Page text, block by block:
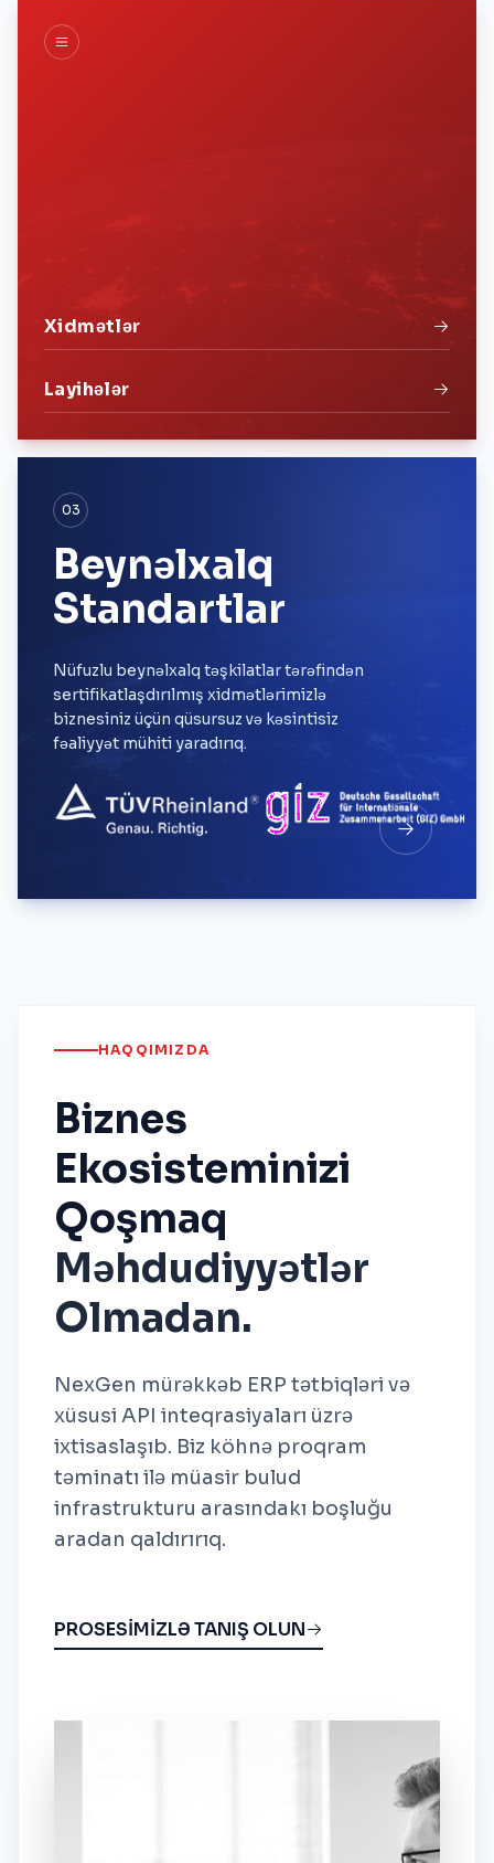
Xidmətlər
Layihələr
03
Beynəlxalq
Standartlar
Nüfuzlu beynəlxalq təşkilatlar tərəfindən
sertifikatlaşdırılmış xidmətlərimizlə
biznesiniz üçün qüsursuz və kəsintisiz
fəaliyyət mühiti yaradırıq.
HAQQIMIZDA
Biznes
Ekosisteminizi
Qoşmaq
Məhdudiyyətlər
Olmadan.
NexGen mürəkkəb ERP tətbiqləri və
xüsusi API inteqrasiyaları üzrə
ixtisaslaşıb. Biz köhnə proqram
təminatı ilə müasir bulud
infrastrukturu arasındakı boşluğu
aradan qaldırırıq.
PROSESİMİZLƏ TANIŞ OLUN